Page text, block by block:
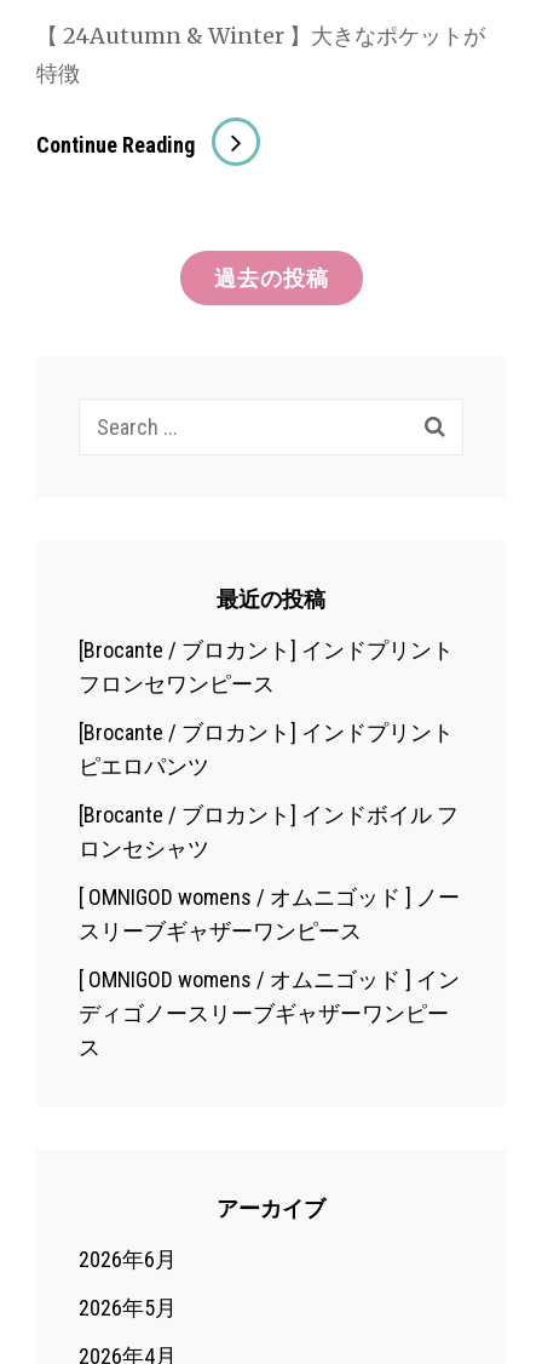
ー
【 24Autumn & Winter 】大きなポケットが
特徴
Continue Reading [SPELLBOUND
ル
プ
ル
ワ
ー
ク
シ
ャ
ツ
過去の投稿
Search
最近の投稿
[Brocante / ブロカント] インドプリント
フロンセワンピース
[Brocante / ブロカント] インドプリント
ピエロパンツ
[Brocante / ブロカント] インドボイル フ
ロンセシャツ
[ OMNIGOD womens / オムニゴッド ] ノー
スリーブギャザーワンピース
[ OMNIGOD womens / オムニゴッド ] イン
ディゴノースリーブギャザーワンピー
ス
アーカイブ
2026年6月
2026年5月
2026年4月